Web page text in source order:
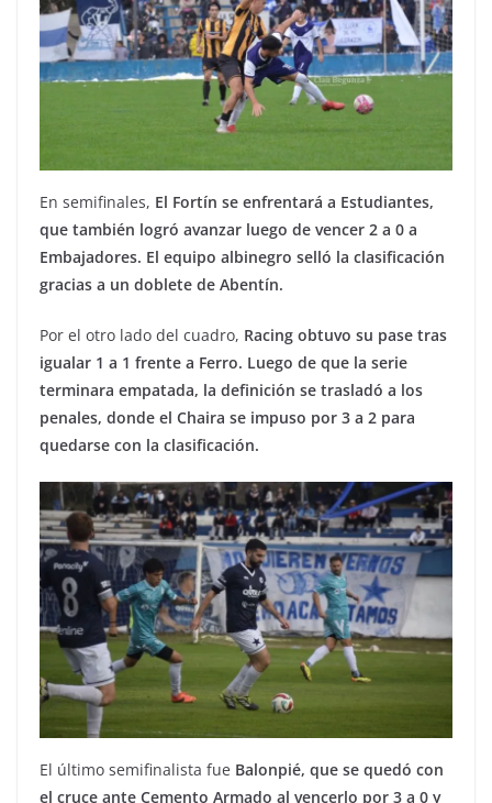
En semifinales, El Fortín se enfrentará a Estudiantes,
que también logró avanzar luego de vencer 2 a 0 a
Embajadores. El equipo albinegro selló la clasificación
gracias a un doblete de Abentín.
Por el otro lado del cuadro, Racing obtuvo su pase tras
igualar 1 a 1 frente a Ferro. Luego de que la serie
terminara empatada, la definición se trasladó a los
penales, donde el Chaira se impuso por 3 a 2 para
quedarse con la clasificación.
El último semifinalista fue Balonpié, que se quedó con
el cruce ante Cemento Armado al vencerlo por 3 a 0 y